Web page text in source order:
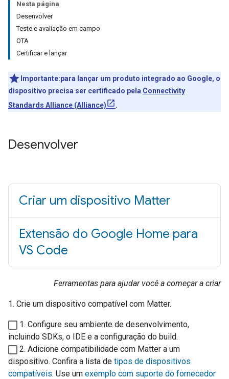
Nesta página
Desenvolver
Teste e avaliação em campo
OTA
Certificar e lançar
Importante:para lançar um produto integrado ao Google, o
dispositivo precisa ser certificado pela Connectivity
Standards Alliance (Alliance)
.
Desenvolver
Criar um dispositivo Matter
Extensão do Google Home para
VS Code
Ferramentas para ajudar você a começar a criar
1. Crie um dispositivo compatível com Matter.
1. Configure seu ambiente de desenvolvimento,
incluindo SDKs, o IDE e a configuração do build.
2. Adicione compatibilidade com Matter a um
dispositivo. Confira a lista de tipos de dispositivos
compatíveis. Use um exemplo com suporte do fornecedor